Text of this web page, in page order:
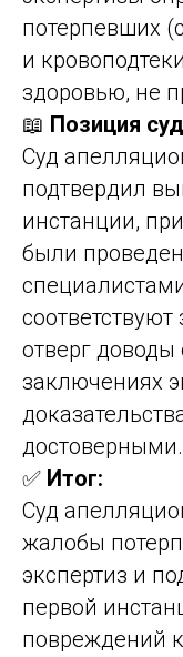
потерпевших
и
здоровью, не
📖 Позиция
Суд
подтвердил
инстанции,
были
соответствуют
отверг доводы
заключениях
достоверными.
✅ Итог:
Суд
жалобы
экспертиз и
первой
повреждений